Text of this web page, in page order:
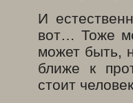
И
вот… Тоже
может быть,
ближе к
стоит